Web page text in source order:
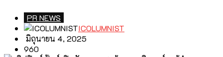
PR NEWS
ICOLUMNIST
มิถุนายน 4, 2025
960